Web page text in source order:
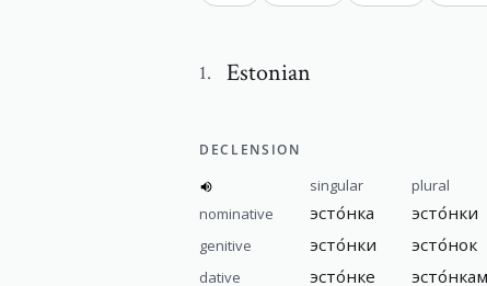
1. Estonian
DECLENSION
singular
plural
nominative
эсто́нка эсто́нки
genitive эсто́нки эсто́нок
dative эсто́нке эсто́нкам